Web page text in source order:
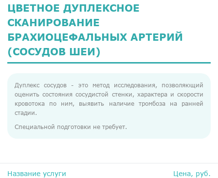
ЛОР-центр
Медосмотры для справок
Анализы
ЦВЕТНОЕ ДУПЛЕКСНОЕ
СКАНИРОВАНИЕ
БРАХИОЦЕФАЛЬНЫХ АРТЕРИЙ
(СОСУДОВ ШЕИ)
Дуплекс сосудов - это метод исследования, позволяющий
оценить состояния сосудистой стенки, характера и скорости
кровотока по ним, выявить наличие тромбоза на ранней
стадии.
Специальной подготовки не требует.
Название услуги Цена, руб.